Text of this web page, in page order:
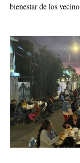
bienestar de los